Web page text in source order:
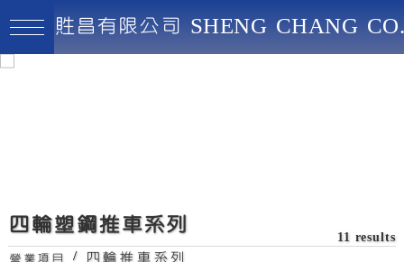
四輪塑鋼推車系列
11 results
營業項目 / 四輪推車系列
貹昌有限公司 SHENG CHANG